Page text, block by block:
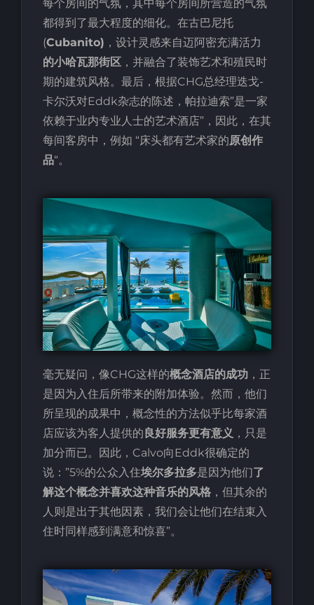
每个房间的气氛，其中每个房间所营造的气氛
都得到了最大程度的细化。在古巴尼托
(Cubanito) ，设计灵感来自迈阿密充满活力
的小哈瓦那街区，并融合了装饰艺术和殖民时
期的建筑风格。最后，根据CHG总经理迭戈-
卡尔沃对Eddk杂志的陈述，帕拉迪索”是一家
依赖于业内专业人士的艺术酒店”，因此，在其
每间客房中，例如 “床头都有艺术家的原创作
品“。
毫无疑问，像CHG这样的概念酒店的成功，正
是因为入住后所带来的附加体验。然而，他们
所呈现的成果中，概念性的方法似乎比每家酒
店应该为客人提供的良好服务更有意义 ，只是
加分而已。因此，Calvo向Eddk很确定的
说：”5%的公众入住埃尔多拉多是因为他们了
解这个概念并喜欢这种音乐的风格，但其余的
人则是出于其他因素，我们会让他们在结束入
住时同样感到满意和惊喜”。